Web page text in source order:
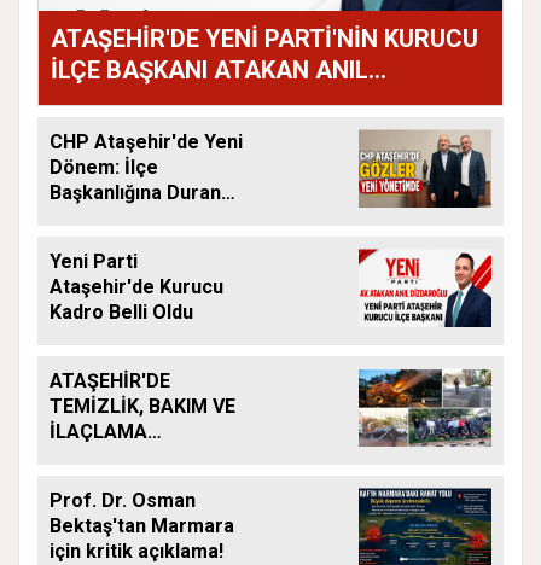
ATAŞEHİR'DE YENİ PARTİ'NİN KURUCU
İLÇE BAŞKANI ATAKAN ANIL
DİZDAROĞLU OLDU
CHP Ataşehir'de Yeni
Dönem: İlçe
Başkanlığına Duran
Yeni Parti
Ataşehir'de Kurucu
Kadro Belli Oldu
ATAŞEHİR'DE
TEMİZLİK, BAKIM VE
İLAÇLAMA
Prof. Dr. Osman
Bektaş'tan Marmara
için kritik açıklama!